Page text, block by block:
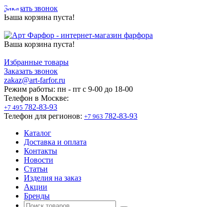
Заказать звонок
Ваша корзина пуста!
Ваша корзина пуста!
Избранные товары
Заказать звонок
zakaz@art-farfor.ru
Режим работы: пн - пт c 9-00 до 18-00
Телефон в Москве:
+7 495 782-83-93
Телефон для регионов: +7 963 782-83-93
Каталог
Доставка и оплата
Контакты
Новости
Статьи
Изделия на заказ
Акции
Бренды